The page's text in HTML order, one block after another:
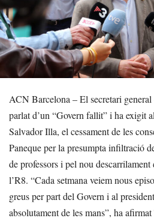
ACN Barcelona – El secretari
parlat d’un “Govern fallit” i ha exigit
Salvador Illa, el cessament de les
Paneque per la presumpta infiltració
de professors i pel nou descarrilament
l’R8. “Cada setmana veiem nous
greus per part del Govern i al
absolutament de les mans”, ha